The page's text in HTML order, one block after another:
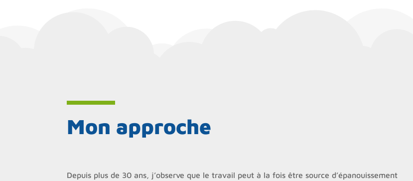
Mon approche
Depuis plus de 30 ans, j’observe que le travail peut à la fois être source d’épanouissement